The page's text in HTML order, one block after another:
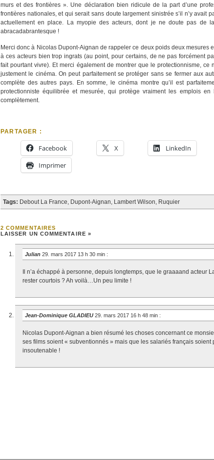
murs et des frontières ». Une déclaration bien ridicule de la part d’une
frontières nationales, et qui serait sans doute largement sinistrée s’il n’y avait
actuellement en place. La myopie des acteurs, dont je ne doute pas de
abracadabrantesque !
Merci donc à Nicolas Dupont-Aignan de rappeler ce deux poids deux mesures
à ces acteurs bien trop ingrats (au point, pour certains, de ne pas forcément
fait pourtant vivre). Et merci également de montrer que le protectionnisme, ce
justement le cinéma. On peut parfaitement se protéger sans se fermer aux
complète des autres pays. En somme, le cinéma montre qu’il est
protectionniste équilibrée et mesurée, qui protège vraiment les emplois
complètement.
PARTAGER :
Facebook X LinkedIn
Imprimer
Tags: Debout La France, Dupont-Aignan, Lambert Wilson, Ruquier
2 COMMENTAIRES
LAISSER UN COMMENTAIRE »
Julian 29. mars 2017 13 h 30 min :
Il n’a échappé à personne, depuis longtemps, que le graaaand acteur
rester courtois ? Ah voilà…Un peu limite !
Jean-Dominique GLADIEU 29. mars 2017 16 h 48 min :
Nicolas Dupont-Aignan a bien résumé les choses concernant ce
ses films soient « subventionnés » mais que les salariés français soient
insoutenable !